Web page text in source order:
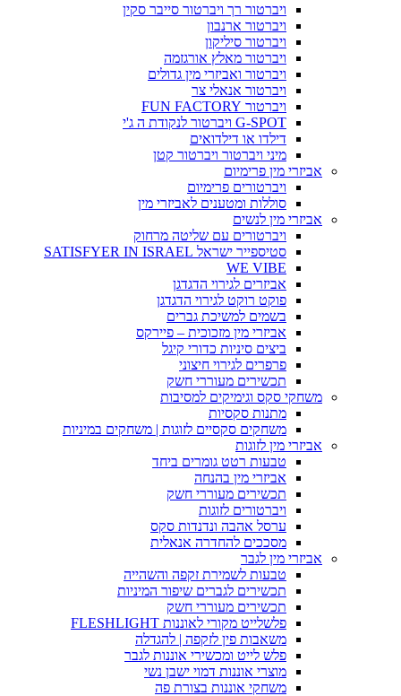
ויברטור רך ויברטור סייבר סקין
ויברטור ארנבון
ויברטור סיליקון
ויברטור מאלץ אורגזמה
ויברטור ואביזרי מין גדולים
ויברטור אנאלי צר
ויברטור FUN FACTORY
G-SPOT ויברטור לנקודת ה ג'י
דילדו או דילדואים
מיני ויברטור ויברטור קטן
אביזרי מין פרימיום
ויברטורים פרימיום
סוללות ומטענים לאביזרי מין
אביזרי מין לנשים
ויברטורים עם שליטה מרחוק
סטיספייר ישראל SATISFYER IN ISRAEL
WE VIBE
אביזרים לגירוי הדגדגן
פוקט רוקט לגירוי הדגדגן
בשמים למשיכת גברים
אביזרי מין מזכוכית – פיירקס
ביצים סיניות כדורי קיגל
פרפרים לגירוי חיצוני
תכשירים מעוררי חשק
משחקי סקס וגימיקים למסיבות
מתנות סקסיות
משחקים סקסיים לזוגות | משחקים במיניות
אביזרי מין לזוגות
טבעות רטט גומרים ביחד
אביזרי מין בהנחה
תכשירים מעוררי חשק
ויברטורים לזוגות
ערסל אהבה ונדנדות סקס
מסככים להחדרה אנאלית
אביזרי מין לגבר
טבעות לשמירת זקפה והשהייה
תכשירים לגברים שיפור המיניות
תכשירים מעוררי חשק
פלשלייט מקורי לאוננות FLESHLIGHT
משאבות פין לזקפה | להגדלה
פלש לייט ומכשירי אוננות לגבר
מוצרי אוננות דמוי ישבן נשי
משחקי אוננות בצורת פה